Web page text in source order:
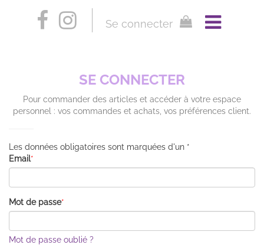
Se connecter
SE CONNECTER
Pour commander des articles et accéder à votre espace
personnel : vos commandes et achats, vos préférences client.
Les données obligatoires sont marquées d'un *
Email*
Mot de passe*
Mot de passe oublié ?